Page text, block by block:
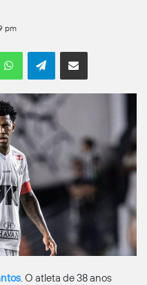
pm
WhatsAppTelegramCompartilhar por e-mail
. O atleta de 38 anos